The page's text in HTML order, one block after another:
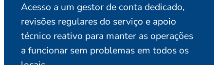
Acesso a um gestor de conta dedicado,
revisões regulares do serviço e apoio
técnico reativo para manter as operações
a funcionar sem problemas em todos os